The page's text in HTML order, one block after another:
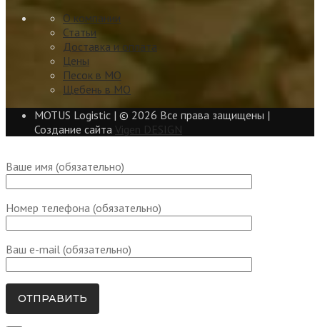
О компании
Статьи
Доставка и оплата
Цены
Песок в МО
Щебень в МО
MOTUS Logistic | © 2026 Все права защищены |
Создание сайта Vigen DESIGN
Ваше имя (обязательно)
Номер телефона (обязательно)
Ваш e-mail (обязательно)